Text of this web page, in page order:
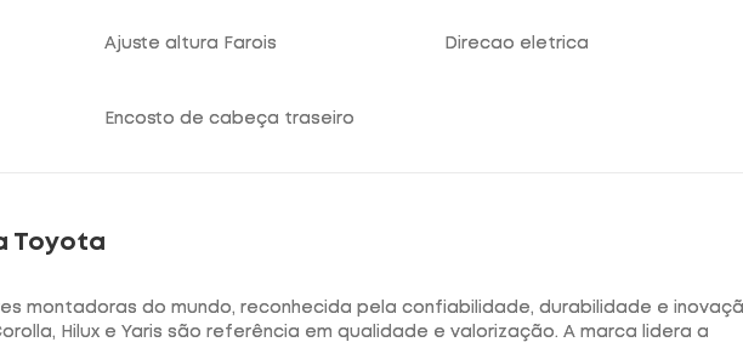
Ajuste altura Farois Direcao eletrica
Encosto de cabeça traseiro
Toyota
montadoras do mundo, reconhecida pela confiabilidade, durabilidade e
Hilux e Yaris são referência em qualidade e valorização. A marca lidera a